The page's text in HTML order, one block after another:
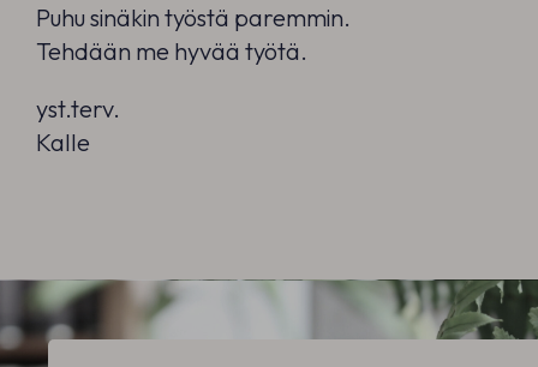
Puhu sinäkin työstä paremmin.
Tehdään me hyvää työtä.
yst.terv.
Kalle